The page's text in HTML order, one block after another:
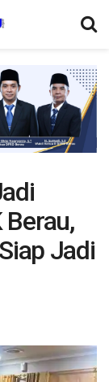
Berau,
Jadi